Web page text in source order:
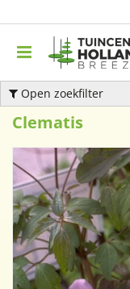
Open zoekfilter
Clematis